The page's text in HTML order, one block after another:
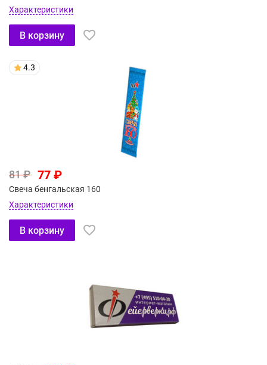
Характеристики
В корзину
4.3
81 ₽ 77 ₽
Свеча бенгальская 160
Характеристики
В корзину